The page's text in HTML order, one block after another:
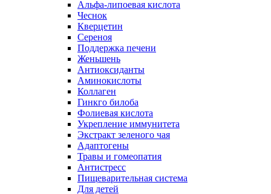
Альфа-липоевая кислота
Чеснок
Кверцетин
Сереноя
Поддержка печени
Женьшень
Антиоксиданты
Аминокислоты
Коллаген
Гинкго билоба
Фолиевая кислота
Укрепление иммунитета
Экстракт зеленого чая
Адаптогены
Травы и гомеопатия
Антистресс
Пищеварительная система
Для детей